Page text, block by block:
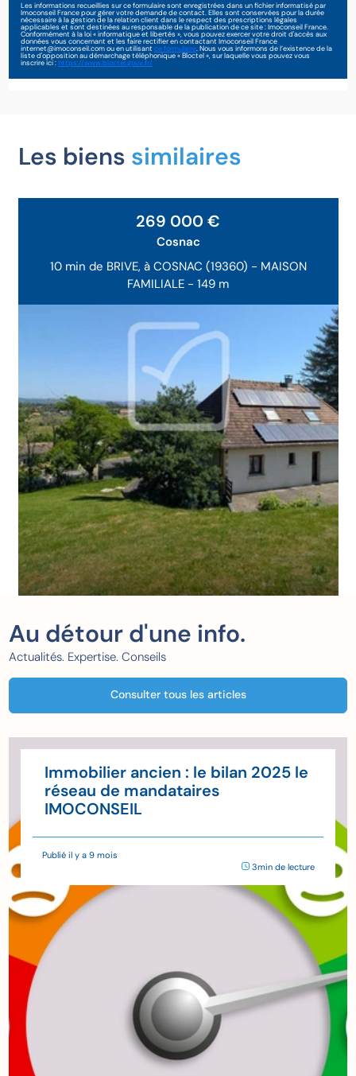
Les informations recueillies sur ce formulaire sont enregistrées dans un fichier informatisé par
Imoconseil France pour gérer votre demande de contact. Elles sont conservées pour la durée
nécessaire à la gestion de la relation client dans le respect des prescriptions légales
applicables et sont destinées au responsable de la publication de ce site : Imoconseil France.
Conformément à la loi « informatique et libertés », vous pouvez exercer votre droit d'accès aux
données vous concernant et les faire rectifier en contactant Imoconseil France
internet@imoconseil.com ou en utilisantce formulaire. Nous vous informons de l’existence de la
liste d'opposition au démarchage téléphonique « Bloctel », sur laquelle vous pouvez vous
inscrire ici :https://www.bloctel.gouv.fr/
Les biens similaires
10 min de BRIVE, à COSNAC (19360) - MAISON
FAMILIALE - 149 m
269 000 €
Cosnac
Au détour d'une info.
Actualités. Expertise. Conseils
Consulter tous les articles
Immobilier ancien : le bilan 2025 le
réseau de mandataires
IMOCONSEIL
Publié il y a 9 mois
3min de lecture